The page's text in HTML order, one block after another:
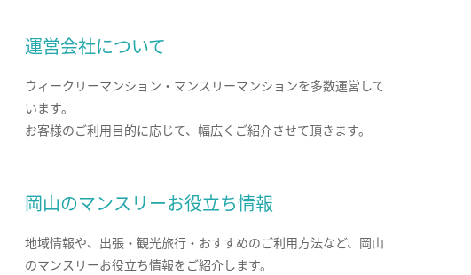
運営会社について
ウィークリーマンション・マンスリーマンションを多数運営して
います。
お客様のご利用目的に応じて、幅広くご紹介させて頂きます。
岡山のマンスリーお役立ち情報
地域情報や、出張・観光旅行・おすすめのご利用方法など、岡山
のマンスリーお役立ち情報をご紹介します。